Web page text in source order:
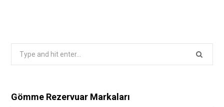
Gömme Rezervuar Markaları